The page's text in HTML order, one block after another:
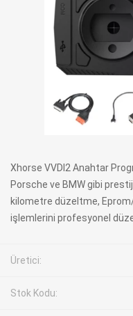
Xhorse VVDI2 Anahtar
Porsche ve BMW gibi
kilometre düzeltme,
işlemlerini profesyonel
Üretici:
Stok Kodu: